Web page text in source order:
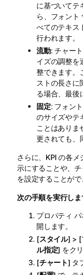
に基づいてテ
ら、フォント
べてのテキス
行われます。
流動: チャー
イズの調整を
整できます。
ストの長さに
る場合、最後
固定: フォン
のサイズやテ
ことはありま
更されても、
さらに、KPI の各
示にすることや、
を設定することがで
次の手順を実行しま
プロパティ
開します。
[スタイル] > [
ル指定] をク
[チャート] タ